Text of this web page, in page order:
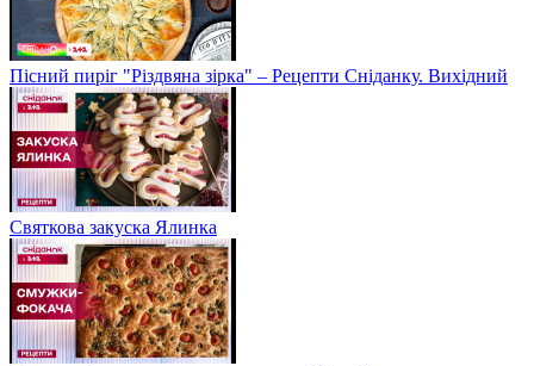
Пісний пиріг "Різдвяна зірка" – Рецепти Сніданку. Вихідний
Святкова закуска Ялинка